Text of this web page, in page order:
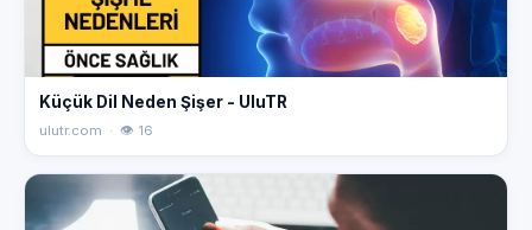
Küçük Dil Neden Şişer - UluTR
ulutr.com · 👁 16